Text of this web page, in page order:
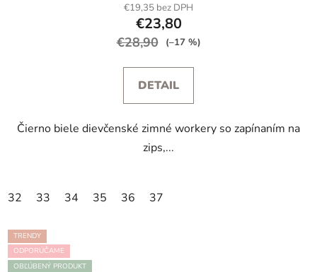
€19,35 bez DPH
€23,80
€28,90 (–17 %)
DETAIL
Čierno biele dievčenské zimné workery so zapínaním na
zips,...
32 33 34 35 36 37
TRENDY
ODPORÚČAME
OBĽÚBENÝ PRODUKT